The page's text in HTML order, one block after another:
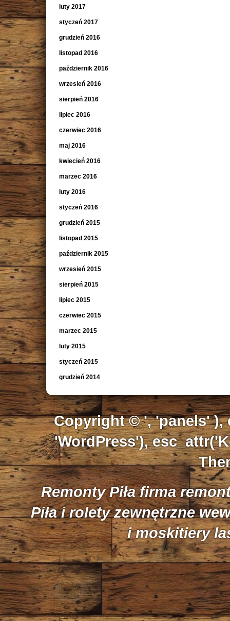
luty 2017
styczeń 2017
grudzień 2016
listopad 2016
październik 2016
wrzesień 2016
sierpień 2016
lipiec 2016
czerwiec 2016
maj 2016
kwiecień 2016
marzec 2016
luty 2016
styczeń 2016
grudzień 2015
listopad 2015
październik 2015
wrzesień 2015
sierpień 2015
lipiec 2015
czerwiec 2015
marzec 2015
luty 2015
styczeń 2015
grudzień 2014
Copyright © ', 'panels' ),
'WordPress'),
Remonty Piła firma
Piła i rolety zewnętrzne
i moskitiery